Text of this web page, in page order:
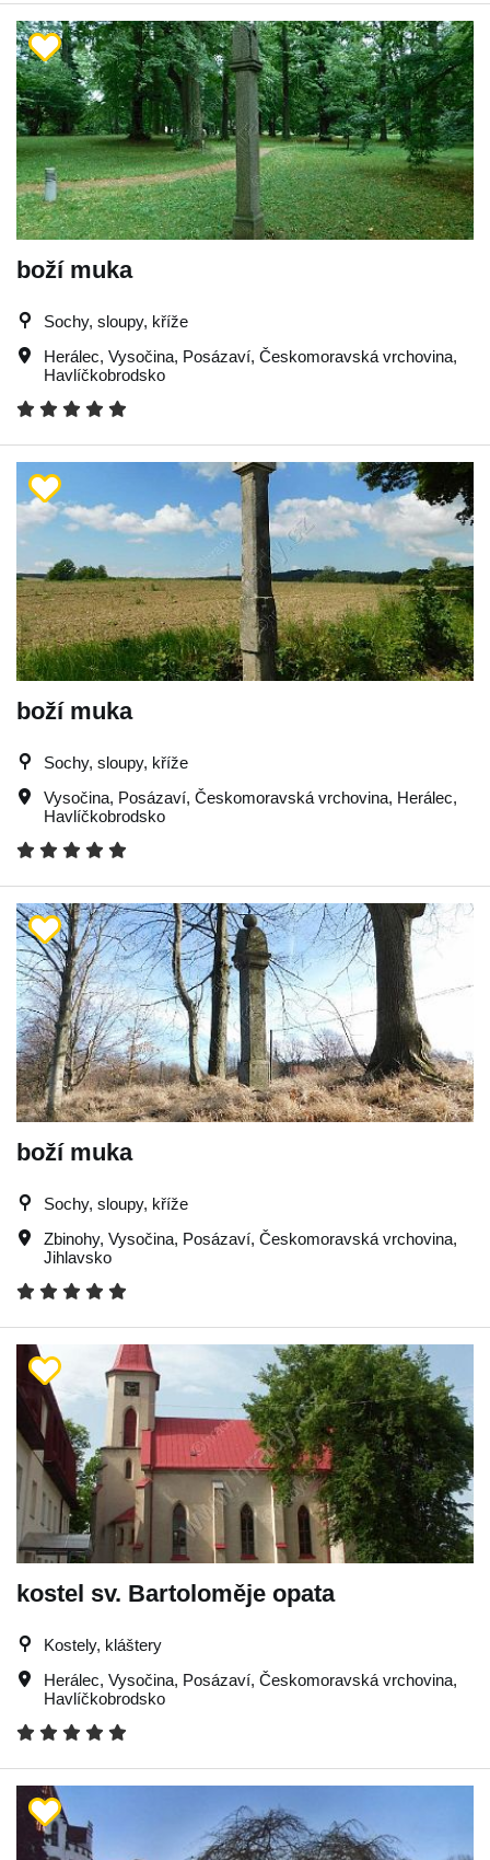
boží muka
Sochy, sloupy, kříže
Herálec, Vysočina, Posázaví, Českomoravská vrchovina,
Havlíčkobrodsko
boží muka
Sochy, sloupy, kříže
Vysočina, Posázaví, Českomoravská vrchovina, Herálec,
Havlíčkobrodsko
boží muka
Sochy, sloupy, kříže
Zbinohy, Vysočina, Posázaví, Českomoravská vrchovina,
Jihlavsko
kostel sv. Bartoloměje opata
Kostely, kláštery
Herálec, Vysočina, Posázaví, Českomoravská vrchovina,
Havlíčkobrodsko